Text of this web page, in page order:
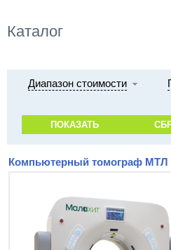
Каталог
Диапазон стоимости
Компьютерный томограф МТЛ